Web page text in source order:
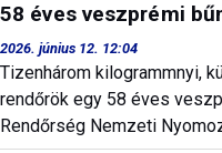
58 éves veszprémi
2026. június 12. 12:04
Tizenhárom kilogrammnyi,
rendőrök egy 58 éves
Rendőrség Nemzeti